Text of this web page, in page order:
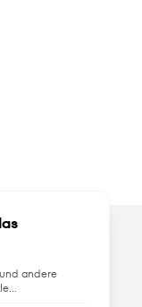
andere